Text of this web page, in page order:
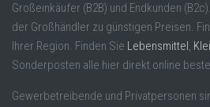
Großeinkäufer (B2B) und Endkunden
der Großhändler zu günstigen Preisen.
Ihrer Region. Finden Sie Lebensmittel ,
Sonderposten alle hier direkt online
Gewerbetreibende und Privatpersonen